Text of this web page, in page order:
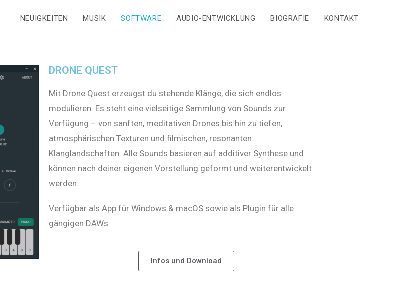
NEUIGKEITEN MUSIK SOFTWARE AUDIO-ENTWICKLUNG BIOGRAFIE KONTAKT
DRONE QUEST
Mit Drone Quest erzeugst du stehende Klänge, die sich endlos
modulieren. Es steht eine vielseitige Sammlung von Sounds zur
Verfügung – von sanften, meditativen Drones bis hin zu tiefen,
atmosphärischen Texturen und filmischen, resonanten
Klanglandschaften. Alle Sounds basieren auf additiver Synthese und
können nach deiner eigenen Vorstellung geformt und weiterentwickelt
werden.
Verfügbar als App für Windows & macOS sowie als Plugin für alle
gängigen DAWs.
Infos und Download